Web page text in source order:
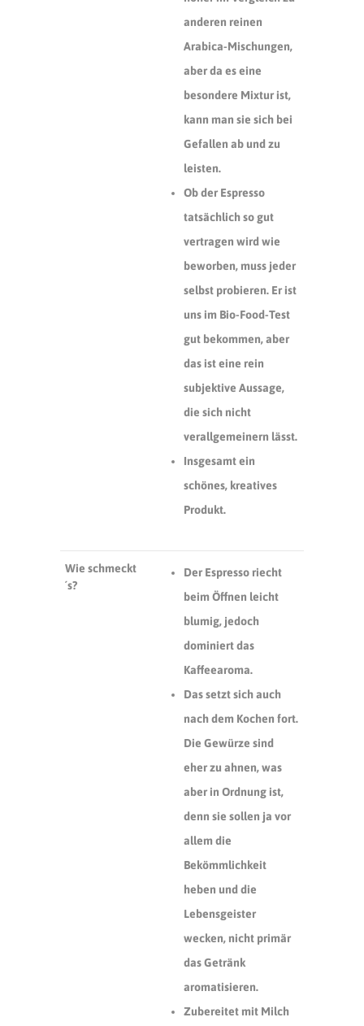
anderen reinen
Arabica-Mischungen,
aber da es eine
besondere Mixtur ist,
kann man sie sich bei
Gefallen ab und zu
leisten.
Ob der Espresso
tatsächlich so gut
vertragen wird wie
beworben, muss jeder
selbst probieren. Er ist
uns im Bio-Food-Test
gut bekommen, aber
das ist eine rein
subjektive Aussage,
die sich nicht
verallgemeinern lässt.
Insgesamt ein
schönes, kreatives
Produkt.
Wie schmeckt
´s?
Der Espresso riecht
beim Öffnen leicht
blumig, jedoch
dominiert das
Kaffeearoma.
Das setzt sich auch
nach dem Kochen fort.
Die Gewürze sind
eher zu ahnen, was
aber in Ordnung ist,
denn sie sollen ja vor
allem die
Bekömmlichkeit
heben und die
Lebensgeister
wecken, nicht primär
das Getränk
aromatisieren.
Zubereitet mit Milch